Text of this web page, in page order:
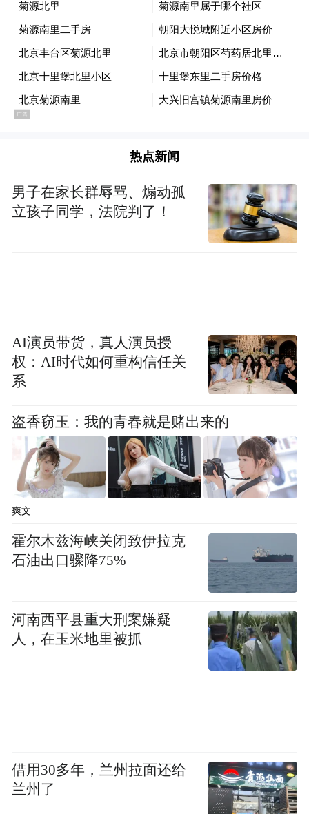
热点新闻
男子在家长群辱骂、煽动孤
立孩子同学，法院判了！
AI演员带货，真人演员授
权：AI时代如何重构信任关
系
盗香窃玉：我的青春就是赌出来的
爽文
霍尔木兹海峡关闭致伊拉克
石油出口骤降75%
河南西平县重大刑案嫌疑
人，在玉米地里被抓
借用30多年，兰州拉面还给
兰州了